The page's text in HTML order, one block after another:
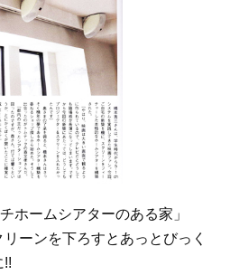
ホームシアターのある家」
ーンを下ろすとあっとびっく
!!